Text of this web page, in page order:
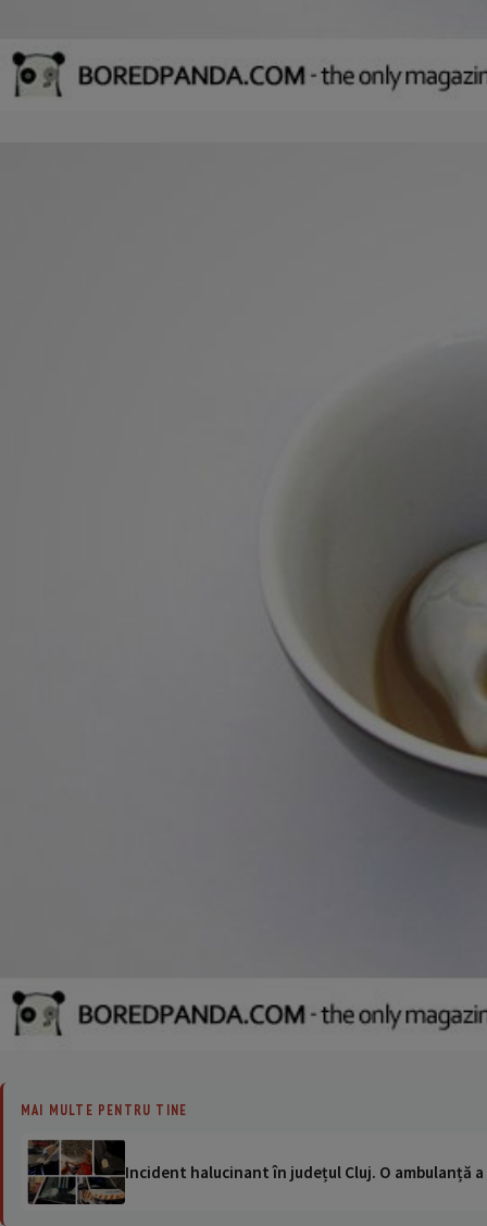
MAI MULTE PENTRU TINE
Incident halucinant în județul Cluj. O ambulanță